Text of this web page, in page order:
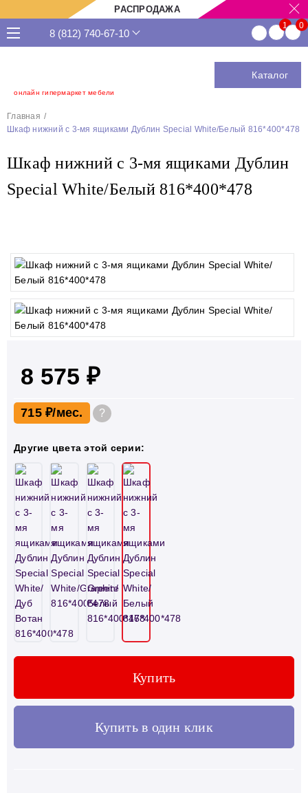
РАСПРОДАЖА
онлайн гипермаркет мебели
8 (812) 740-67-10
Каталог
Главная
Шкаф нижний с 3-мя ящиками Дублин Special White/Белый 816*400*478
Шкаф нижний с 3-мя ящиками Дублин
Special White/Белый 816*400*478
8 575 ₽
715 ₽ ?
Другие цвета этой серии:
Купить
Купить в один клик